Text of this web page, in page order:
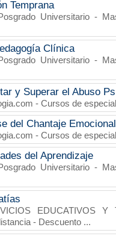
Temprana
Universitario-
Clínica
Universitario-
y Superar el Abuso
- Cursos de
del Chantaje Emocional
- Cursos de
del Aprendizaje
Universitario-
EDUCATIVOS Y
- Descuento ...